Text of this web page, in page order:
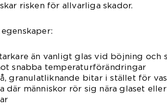
risken för allvarliga skador.
än vanligt glas vid böjning och
snabba temperaturförändringar
granulatliknande bitar i stället för
där människor rör sig nära glaset